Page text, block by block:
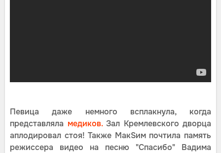
Певица даже немного всплакнула, когда
представляла медиков.Зал Кремлевского дворца
аплодировал стоя! Также МакSим почтила память
режиссера видео на песню "Спасибо" Вадима